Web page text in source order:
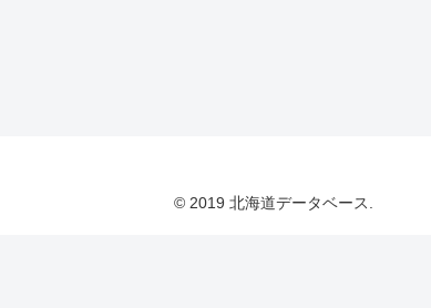
© 2019 北海道データベース.